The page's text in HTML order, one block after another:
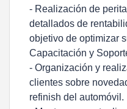
- Realización de
detallados de
objetivo de optimizar
Capacitación y
- Organización y
clientes sobre
refinish del automóvil.